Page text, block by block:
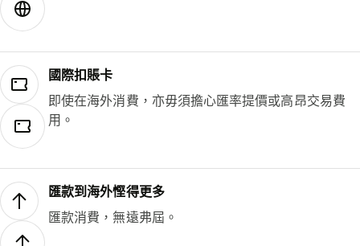
國際扣賬卡
即使在海外消費，亦毋須擔心匯率提價或高昂交易費
用。
匯款到海外慳得更多
匯款消費，無遠弗屆。